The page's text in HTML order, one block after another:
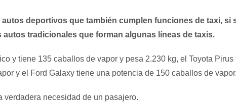
deportivos que también cumplen funciones de taxi, si
tradicionales que forman algunas líneas de taxis.
y tiene 135 caballos de vapor y pesa 2.230 kg, el Toyota Pirus
y el Ford Galaxy tiene una potencia de 150 caballos de vapor.
verdadera necesidad de un pasajero.